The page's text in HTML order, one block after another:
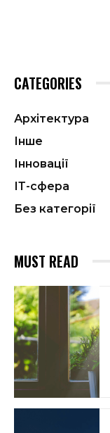
CATEGORIES
Архітектура
Інше
Інновації
ІТ-сфера
Без категорії
MUST READ